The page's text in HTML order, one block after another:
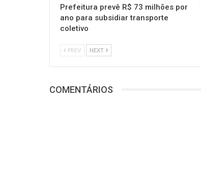
Prefeitura prevê R$ 73 milhões por
ano para subsidiar transporte
coletivo
PREV NEXT
COMENTÁRIOS